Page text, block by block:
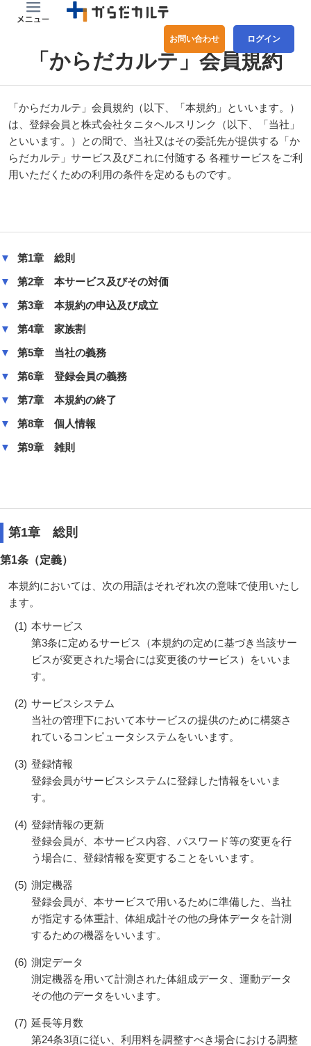
お問い合わせ ログイン
「からだカルテ」会員規約
「からだカルテ」会員規約（以下、「本規約」といいます。）
は、登録会員と株式会社タニタヘルスリンク（以下、「当社」
といいます。）との間で、当社又はその委託先が提供する「か
らだカルテ」サービス及びこれに付随する 各種サービスをご利
用いただくための利用の条件を定めるものです。
第1章 総則
第2章 本サービス及びその対価
第3章 本規約の申込及び成立
第4章 家族割
第5章 当社の義務
第6章 登録会員の義務
第7章 本規約の終了
第8章 個人情報
第9章 雑則
第1章 総則
第1条（定義）
本規約においては、次の用語はそれぞれ次の意味で使用いたし
ます。
(1) 本サービス
第3条に定めるサービス（本規約の定めに基づき当該サー
ビスが変更された場合には変更後のサービス）をいいま
す。
(2) サービスシステム
当社の管理下において本サービスの提供のために構築さ
れているコンピュータシステムをいいます。
(3) 登録情報
登録会員がサービスシステムに登録した情報をいいま
す。
(4) 登録情報の更新
登録会員が、本サービス内容、パスワード等の変更を行
う場合に、登録情報を変更することをいいます。
(5) 測定機器
登録会員が、本サービスで用いるために準備した、当社
が指定する体重計、体組成計その他の身体データを計測
するための機器をいいます。
(6) 測定データ
測定機器を用いて計測された体組成データ、運動データ
その他のデータをいいます。
(7) 延長等月数
第24条3項に従い、利用料を調整すべき場合における調整